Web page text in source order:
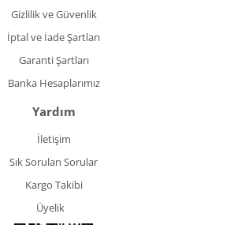
Gizlilik ve Güvenlik
İptal ve İade Şartları
Garanti Şartları
Banka Hesaplarımız
Yardım
İletişim
Sık Sorulan Sorular
Kargo Takibi
Üyelik